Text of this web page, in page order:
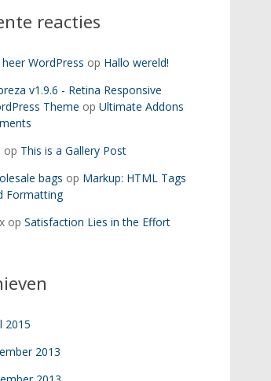
reacties
WordPress op Hallo wereld!
v1.9.6 - Retina Responsive
Theme op Ultimate Addons
op This is a Gallery Post
bags op Markup: HTML Tags
Formatting
op Satisfaction Lies in the Effort
2015
2013